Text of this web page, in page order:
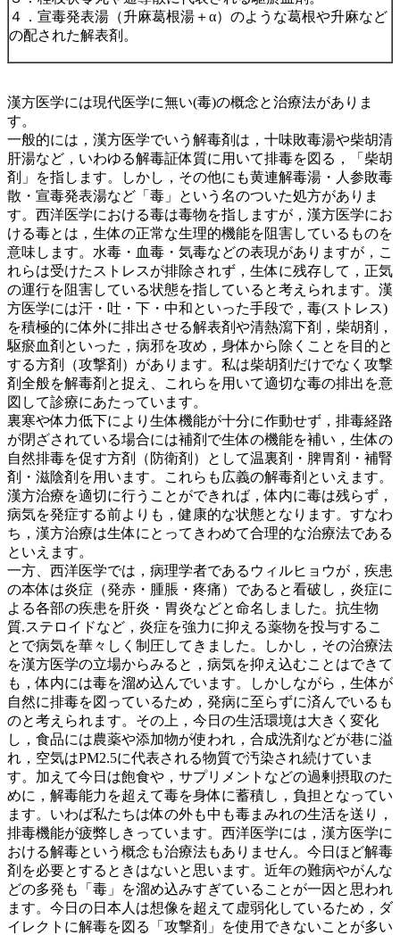
４．宣毒発表湯（升麻葛根湯＋α）のような葛根や升麻など
の配された解表剤。
漢方医学には現代医学に無い(毒)の概念と治療法がありま
す。
一般的には，漢方医学でいう解毒剤は，十味敗毒湯や柴胡清
肝湯など，いわゆる解毒証体質に用いて排毒を図る，「柴胡
剤」を指します。しかし，その他にも黄連解毒湯・人参敗毒
散・宣毒発表湯など「毒」という名のついた処方がありま
す。西洋医学における毒は毒物を指しますが，漢方医学にお
ける毒とは，生体の正常な生理的機能を阻害しているものを
意味します。水毒・血毒・気毒などの表現がありますが，こ
れらは受けたストレスが排除されず，生体に残存して，正気
の運行を阻害している状態を指していると考えられます。漢
方医学には汗・吐・下・中和といった手段で，毒(ストレス)
を積極的に体外に排出させる解表剤や清熱瀉下剤，柴胡剤，
駆瘀血剤といった，病邪を攻め，身体から除くことを目的と
する方剤（攻撃剤）があります。私は柴胡剤だけでなく攻撃
剤全般を解毒剤と捉え、これらを用いて適切な毒の排出を意
図して診療にあたっています。
裏寒や体力低下により生体機能が十分に作動せず，排毒経路
が閉ざされている場合には補剤で生体の機能を補い，生体の
自然排毒を促す方剤（防衛剤）として温裏剤・脾胃剤・補腎
剤・滋陰剤を用います。これらも広義の解毒剤といえます。
漢方治療を適切に行うことができれば，体内に毒は残らず，
病気を発症する前よりも，健康的な状態となります。すなわ
ち，漢方治療は生体にとってきわめて合理的な治療法である
といえます。
一方、西洋医学では，病理学者であるウィルヒョウが，疾患
の本体は炎症（発赤・腫脹・疼痛）であると看破し，炎症に
よる各部の疾患を肝炎・胃炎などと命名しました。抗生物
質.ステロイドなど，炎症を強力に抑える薬物を投与するこ
とで病気を華々しく制圧してきました。しかし，その治療法
を漢方医学の立場からみると，病気を抑え込むことはできて
も，体内には毒を溜め込んでいます。しかしながら，生体が
自然に排毒を図っているため，発病に至らずに済んでいるも
のと考えられます。その上，今日の生活環境は大きく変化
し，食品には農薬や添加物が使われ，合成洗剤などが巷に溢
れ，空気はPM2.5に代表される物質で汚染され続けていま
す。加えて今日は飽食や，サプリメントなどの過剰摂取のた
めに，解毒能力を超えて毒を身体に蓄積し，負担となってい
ます。いわば私たちは体の外も中も毒まみれの生活を送り，
排毒機能が疲弊しきっています。西洋医学には，漢方医学に
おける解毒という概念も治療法もありません。今日ほど解毒
剤を必要とするときはないと思います。近年の難病やがんな
どの多発も「毒」を溜め込みすぎていることが一因と思われ
ます。今日の日本人は想像を超えて虚弱化しているため，ダ
イレクトに解毒を図る「攻撃剤」を使用できないことが多い